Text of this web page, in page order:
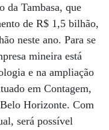
da Tambasa, que
de R$ 1,5 bilhão,
neste ano. Para se
mineira está
e na ampliação
em Contagem,
Horizonte. Com
será possível